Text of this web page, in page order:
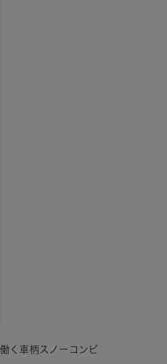
働く車柄スノーコンビ